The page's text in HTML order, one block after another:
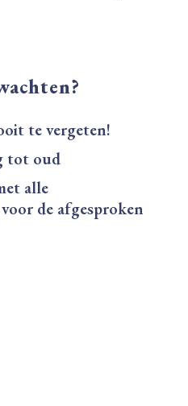
te vergeten!
tot oud
alle
de afgesproken